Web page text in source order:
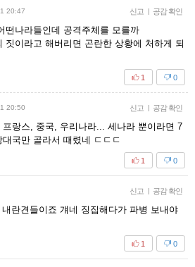
20:47 신고 | 공감 확인
떤나라들인데 공격주체를 모를까
짓이라고 해버리면 곤란한 상황에 처하게 되
0
1
20:50 신고 | 공감 확인
랑스, 중국, 우리나라... 세나라 뿐이라면 7
국만 골라서 때렸네 ㄷㄷㄷ
0
1
신고 | 공감 확인
란견들이죠 걔네 징집해다가 파병 보내야
0
1